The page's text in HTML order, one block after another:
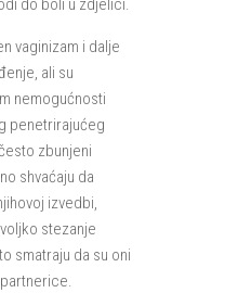
do boli u zdjelici.
vaginizam i dalje
ali su
nemogućnosti
penetrirajućeg
zbunjeni
shvaćaju da
izvedbi,
stezanje
smatraju da su oni